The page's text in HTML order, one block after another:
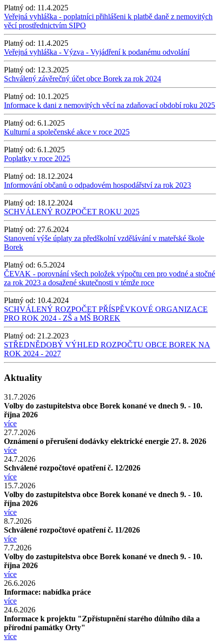
Platný od: 11.4.2025
Veřejná vyhláška - poplatníci přihlášeni k platbě daně z nemovitých
věcí prostřednictvím SIPO
Platný od: 11.4.2025
Veřejná vyhláška - Výzva - Vyjádření k podanému odvolání
Platný od: 12.3.2025
Schválený závěrečný účet obce Borek za rok 2024
Platný od: 10.1.2025
Informace k dani z nemovitých věcí na zdaňovací období roku 2025
Platný od: 6.1.2025
Kulturní a společenské akce v roce 2025
Platný od: 6.1.2025
Poplatky v roce 2025
Platný od: 18.12.2024
Informování občanů o odpadovém hospodářství za rok 2023
Platný od: 18.12.2024
SCHVÁLENÝ ROZPOČET ROKU 2025
Platný od: 27.6.2024
Stanovení výše úplaty za předškolní vzdělávání v mateřské škole
Borek
Platný od: 6.5.2024
ČEVAK - porovnání všech položek výpočtu cen pro vodné a stočné
za rok 2023 a dosažené skutečnosti v témže roce
Platný od: 10.4.2024
SCHVÁLENÝ ROZPOČET PŘÍSPĚVKOVÉ ORGANIZACE
PRO ROK 2024 - ZŠ a MŠ BOREK
Platný od: 21.2.2023
STŘEDNĚDOBÝ VÝHLED ROZPOČTU OBCE BOREK NA
ROK 2024 - 2027
Aktuality
31.7.2026
Volby do zastupitelstva obce Borek konané ve dnech 9. - 10.
října 2026
více
27.7.2026
Oznámení o přerušení dodávky elektrické energie 27. 8. 2026
více
24.7.2026
Schválené rozpočtové opatření č. 12/2026
více
15.7.2026
Volby do zastupitelstva obce Borek konané ve dnech 9. - 10.
října 2026
více
8.7.2026
Schválené rozpočtové opatření č. 11/2026
více
7.7.2026
Volby do zastupitelstva obce Borek konané ve dnech 9. - 10.
října 2026
více
26.6.2026
Informace: nabídka práce
více
24.6.2026
Informace k projektu "Zpřístupnění starého důlního díla a
přírodní památky Orty"
více